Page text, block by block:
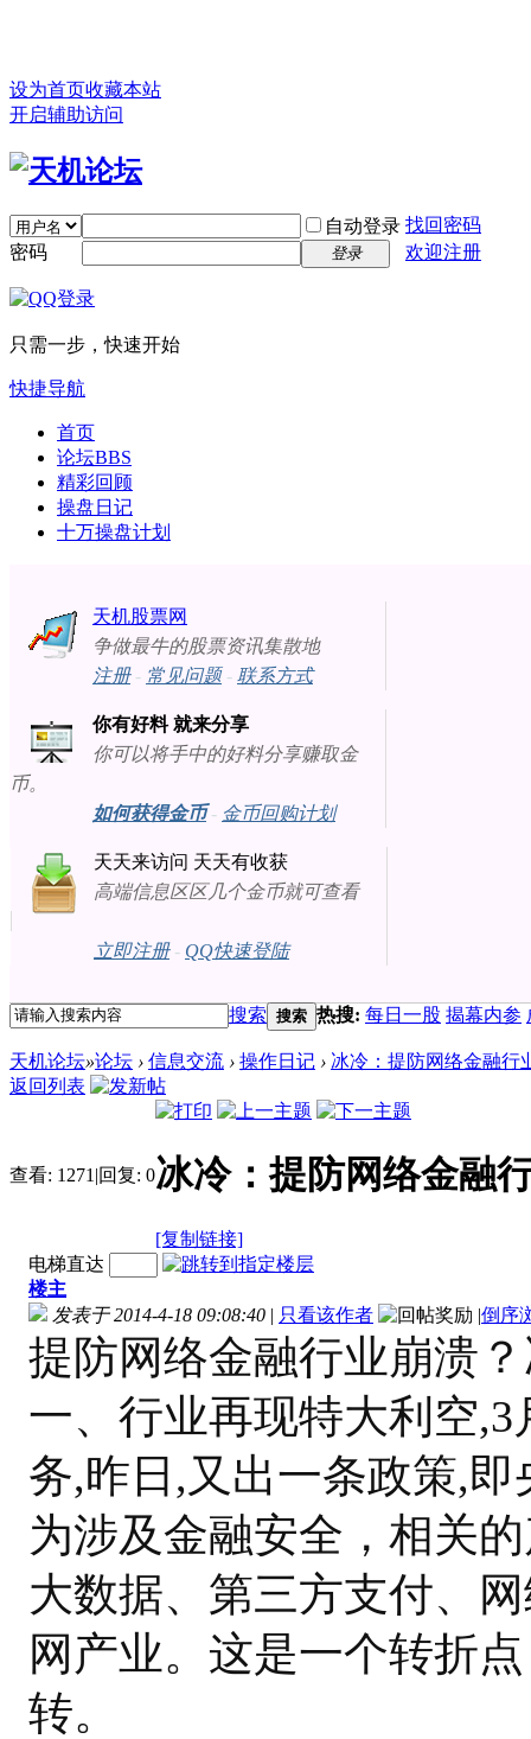
设为首页收藏本站
开启辅助访问
自动登录 找回密码
密码
登录 欢迎注册
只需一步，快速开始
快捷导航
首页
论坛BBS
精彩回顾
操盘日记
十万操盘计划
天机股票网
争做最牛的股票资讯集散地
注册- 常见问题- 联系方式
你有好料 就来分享
你可以将手中的好料分享赚取金
币。
如何获得金币- 金币回购计划
天天来访问 天天有收获
高端信息区区几个金币就可查看
立即注册- QQ快速登陆
搜索 搜索 热搜: 每日一股 揭幕内参
天机论坛»论坛 › 信息交流 › 操作日记 › 冰冷：提防网络金融行
返回列表
查看: 1271 |回复: 0冰冷：提防网络金融
[复制链接]
电梯直达
楼主
发表于 2014-4-18 09:08:40 | 只看该作者 |倒序
提防网络金融行业崩溃
一、行业再现特大利空
务,昨日,又出一条政策,
为涉及金融安全，相关
大数据、第三方支付、
网产业。这是一个转折
转。